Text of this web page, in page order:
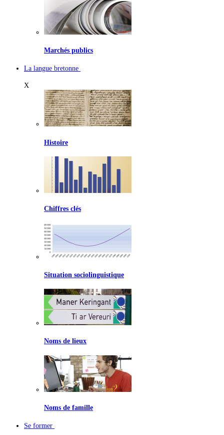
Marchés publics
La langue bretonne
X
Histoire
Chiffres clés
Situation sociolinguistique
Noms de lieux
Noms de famille
Se former